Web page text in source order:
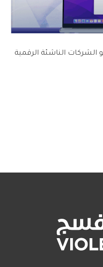
الشركات الناشئة الرقمية